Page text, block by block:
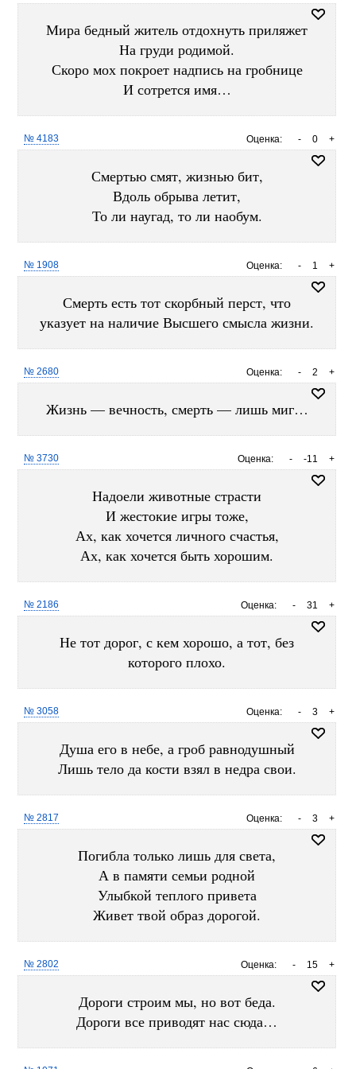
Мира бедный житель отдохнуть приляжет
На груди родимой.
Скоро мох покроет надпись на гробнице
И сотрется имя…
Оценка: +
0
-
№ 4183
Смертью смят, жизнью бит,
Вдоль обрыва летит,
То ли наугад, то ли наобум.
Оценка: +
1
-
№ 1908
Смерть есть тот скорбный перст, что
указует на наличие Высшего смысла жизни.
Оценка: +
2
-
№ 2680
Жизнь — вечность, смерть — лишь миг…
Оценка: +
-11
-
№ 3730
Надоели животные страсти
И жестокие игры тоже,
Ах, как хочется личного счастья,
Ах, как хочется быть хорошим.
Оценка: +
31
-
№ 2186
Не тот дорог, с кем хорошо, а тот, без
которого плохо.
Оценка: +
3
-
№ 3058
Душа его в небе, а гроб равнодушный
Лишь тело да кости взял в недра свои.
Оценка: +
3
-
№ 2817
Погибла только лишь для света,
А в памяти семьи родной
Улыбкой теплого привета
Живет твой образ дорогой.
Оценка: +
15
-
№ 2802
Дороги строим мы, но вот беда.
Дороги все приводят нас сюда…